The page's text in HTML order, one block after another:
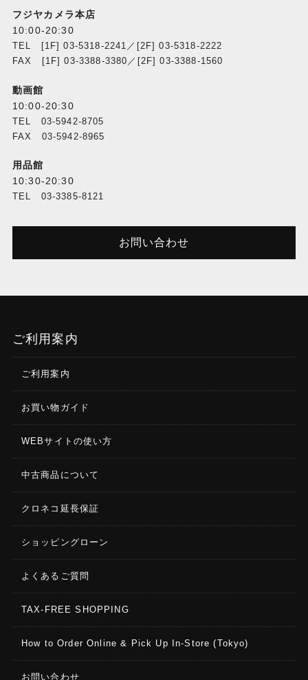
フジヤカメラ本店
10:00-20:30
TEL [1F] 03-5318-2241／[2F] 03-5318-2222
FAX [1F] 03-3388-3380／[2F] 03-3388-1560
動画館
10:00-20:30
TEL 03-5942-8705
FAX 03-5942-8965
用品館
10:30-20:30
TEL 03-3385-8121
お問い合わせ
ご利用案内
ご利用案内
お買い物ガイド
WEBサイトの使い方
中古商品について
クロネコ延長保証
ショッピングローン
よくあるご質問
TAX-FREE SHOPPING
How to Order Online & Pick Up In-Store (Tokyo)
お問い合わせ